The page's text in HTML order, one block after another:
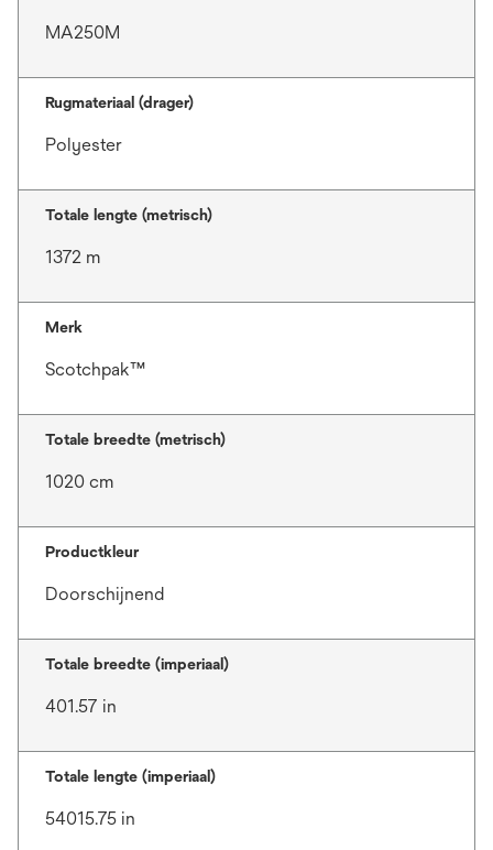
MA250M
Rugmateriaal (drager)
Polyester
Totale lengte (metrisch)
1372 m
Merk
Scotchpak™
Totale breedte (metrisch)
1020 cm
Productkleur
Doorschijnend
Totale breedte (imperiaal)
401.57 in
Totale lengte (imperiaal)
54015.75 in